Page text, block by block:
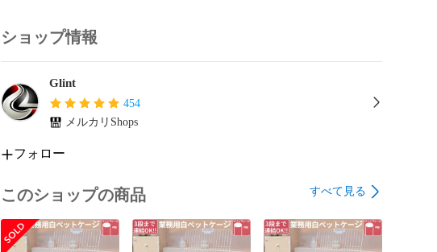
ショップ情報
Glint
454
メルカリShops
フォロー
このショップの商品 すべて見る